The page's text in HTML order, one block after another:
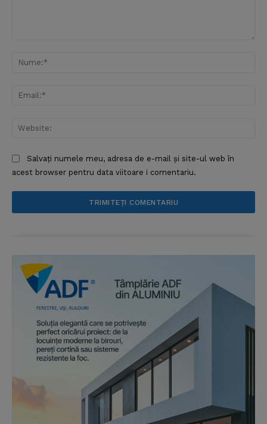
Salvați numele meu, adresa de e-mail și site-ul web în
acest browser pentru data viitoare i comentariu.